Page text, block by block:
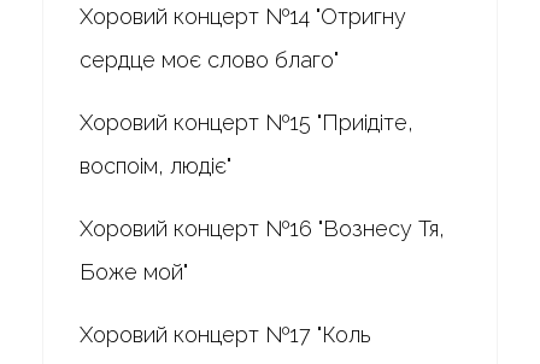
Хоровий концерт №14 "Отригну
сердце моє слово благо"
Хоровий концерт №15 "Приідіте,
воспоім, людіє"
Хоровий концерт №16 "Вознесу Тя,
Боже мой"
Хоровий концерт №17 "Коль